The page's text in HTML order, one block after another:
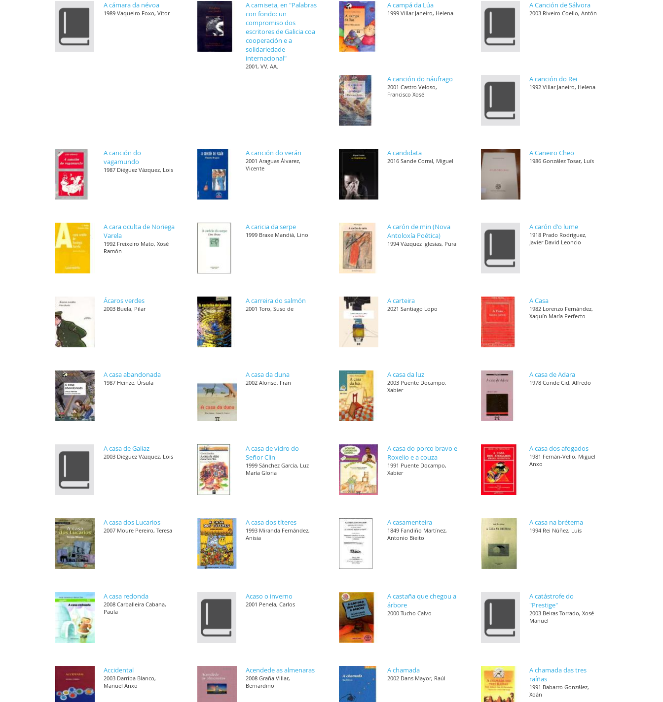
A cámara da névoa
1989 Vaqueiro Foxo, Vítor
A camiseta, en "Palabras
con fondo: un
compromiso dos
escritores de Galicia coa
cooperación e a
solidariedade
internacional"
2001, VV. AA.
A campá da Lúa
1999 Villar Janeiro, Helena
A Canción de Sálvora
2003 Riveiro Coello, Antón
A canción do náufrago
2001 Castro Veloso,
Francisco Xosé
A canción do Rei
1992 Villar Janeiro, Helena
A canción do
vagamundo
1987 Diéguez Vázquez, Lois
A canción do verán
2001 Araguas Álvarez,
Vicente
A candidata
2016 Sande Corral, Miguel
A Caneiro Cheo
1986 González Tosar, Luís
A cara oculta de Noriega
Varela
1992 Freixeiro Mato, Xosé
Ramón
A caricia da serpe
1999 Braxe Mandiá, Lino
A carón de min (Nova
Antoloxía Poética)
1994 Vázquez Iglesias, Pura
A carón d'o lume
1918 Prado Rodríguez,
Javier David Leoncio
Ácaros verdes
2003 Buela, Pilar
A carreira do salmón
2001 Toro, Suso de
A carteira
2021 Santiago Lopo
A Casa
1982 Lorenzo Fernández,
Xaquín María Perfecto
A casa abandonada
1987 Heinze, Úrsula
A casa da duna
2002 Alonso, Fran
A casa da luz
2003 Puente Docampo,
Xabier
A casa de Adara
1978 Conde Cid, Alfredo
A casa de Galiaz
2003 Diéguez Vázquez, Lois
A casa de vidro do
Señor Clin
1999 Sánchez García, Luz
María Gloria
A casa do porco bravo e
Roxelio e a couza
1991 Puente Docampo,
Xabier
A casa dos afogados
1981 Fernán-Vello, Miguel
Anxo
A casa dos Lucarios
2007 Moure Pereiro, Teresa
A casa dos títeres
1993 Miranda Fernández,
Anisia
A casamenteira
1849 Fandiño Martínez,
Antonio Bieito
A casa na brétema
1994 Rei Núñez, Luís
A casa redonda
2008 Carballeira Cabana,
Paula
Acaso o inverno
2001 Penela, Carlos
A castaña que chegou a
árbore
2000 Tucho Calvo
A catástrofe do
"Prestige"
2003 Beiras Torrado, Xosé
Manuel
Accidental
2003 Darriba Blanco,
Manuel Anxo
Acendede as almenaras
2008 Graña Villar,
Bernardino
A chamada
2002 Dans Mayor, Raúl
A chamada das tres
raíñas
1991 Babarro González,
Xoán